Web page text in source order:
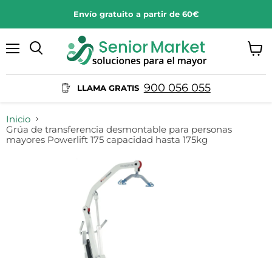
Envío gratuito a partir de 60€
LLAMA GRATIS 900 056 055
Inicio
Grúa de transferencia desmontable para personas
mayores Powerlift 175 capacidad hasta 175kg